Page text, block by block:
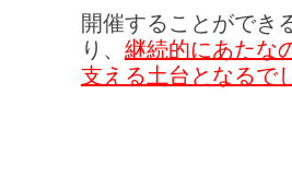
開催することができ
り、 継続的にあたな
支える土台となるで